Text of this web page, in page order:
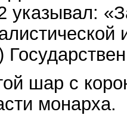
указывал:
шар с
монарха.